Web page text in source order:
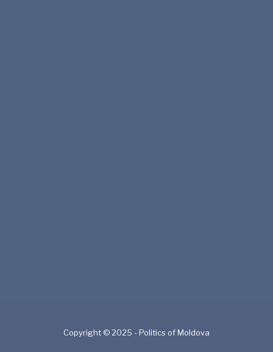
Copyright © 2025 - Politics of Moldova